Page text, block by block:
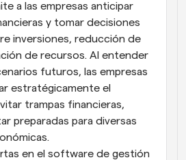
a las empresas anticipar
y tomar decisiones
inversiones, reducción de
de recursos. Al entender
futuros, las empresas
estratégicamente el
trampas financieras,
preparadas para diversas
en el software de gestión